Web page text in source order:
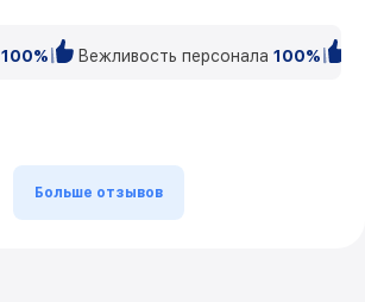
100% Вежливость персонала 100%
Больше отзывов